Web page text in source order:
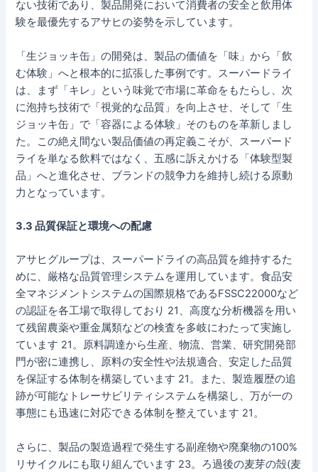
ない技術であり、製品開発において消費者の安全と飲用体
験を最優先するアサヒの姿勢を示しています。
「生ジョッキ缶」の開発は、製品の価値を「味」から「飲
む体験」へと根本的に拡張した事例です。スーパードライ
は、まず「キレ」という味覚で市場に革命をもたらし、次
に泡持ち技術で「視覚的な品質」を向上させ、そして「生
ジョッキ缶」で「容器による体験」そのものを革新しまし
た。この絶え間ない製品価値の再定義こそが、スーパード
ライを単なる飲料ではなく、五感に訴えかける「体験型製
品」へと進化させ、ブランドの競争力を維持し続ける原動
力となっています。
3.3 品質保証と環境への配慮
アサヒグループは、スーパードライの高品質を維持するた
めに、厳格な品質管理システムを運用しています。食品安
全マネジメントシステムの国際規格であるFSSC22000など
の認証を各工場で取得しており 21、高度な分析機器を用い
て残留農薬や重金属類などの検査を多岐にわたって実施し
ています 21。原料調達から生産、物流、営業、研究開発部
門が密に連携し、原料の安全性や法規適合、安定した品質
を保証する体制を構築しています 21。また、製造履歴の追
跡が可能なトレーサビリティシステムを構築し、万が一の
事態にも迅速に対応できる体制を整えています 21。
さらに、製品の製造過程で発生する副産物や廃棄物の100%
リサイクルにも取り組んでいます 23。ろ過後の麦芽の殻(麦